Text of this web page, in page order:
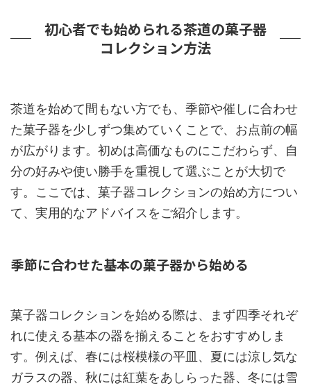
初心者でも始められる茶道の菓子器
コレクション方法
茶道を始めて間もない方でも、季節や催しに合わせ
た菓子器を少しずつ集めていくことで、お点前の幅
が広がります。初めは高価なものにこだわらず、自
分の好みや使い勝手を重視して選ぶことが大切で
す。ここでは、菓子器コレクションの始め方につい
て、実用的なアドバイスをご紹介します。
季節に合わせた基本の菓子器から始める
菓子器コレクションを始める際は、まず四季それぞ
れに使える基本の器を揃えることをおすすめしま
す。例えば、春には桜模様の平皿、夏には涼し気な
ガラスの器、秋には紅葉をあしらった器、冬には雪